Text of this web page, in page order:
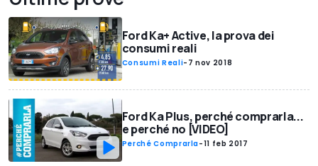
Ford Ka+ Active, la prova dei
consumi reali
Consumi Reali- 7 nov 2018
Ford Ka Plus, perché comprarla...
e perché no [VIDEO]
Perché Comprarla-11 feb 2017